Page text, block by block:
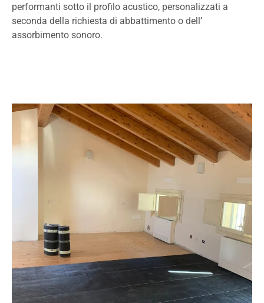
performanti sotto il profilo acustico, personalizzati a
seconda della richiesta di abbattimento o dell’
assorbimento sonoro.